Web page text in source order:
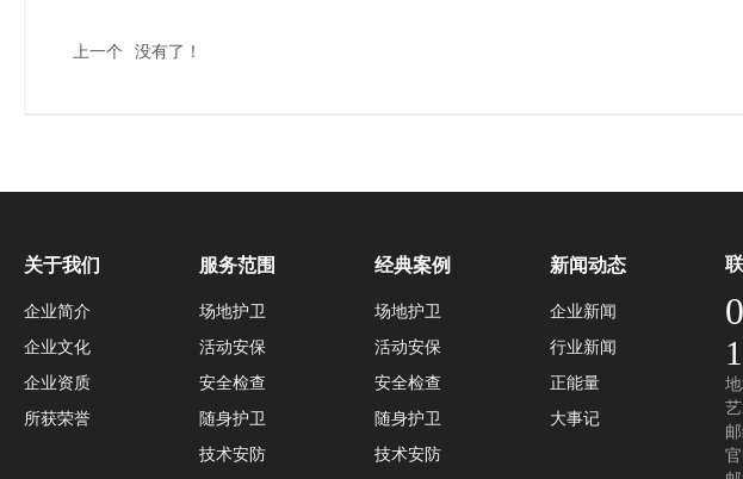
上一个 没有了！
关于我们
企业简介
企业文化
企业资质
所获荣誉
服务范围
场地护卫
活动安保
安全检查
随身护卫
技术安防
经典案例
场地护卫
活动安保
安全检查
随身护卫
技术安防
新闻动态
企业新闻
行业新闻
正能量
大事记